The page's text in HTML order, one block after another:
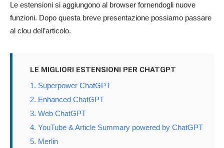
Le estensioni si aggiungono al browser fornendogli nuove
funzioni. Dopo questa breve presentazione possiamo passare
al clou dell’articolo.
LE MIGLIORI ESTENSIONI PER CHATGPT
1. Superpower ChatGPT
2. Enhanced ChatGPT
3. Web ChatGPT
4. YouTube & Article Summary powered by ChatGPT
5. Merlin